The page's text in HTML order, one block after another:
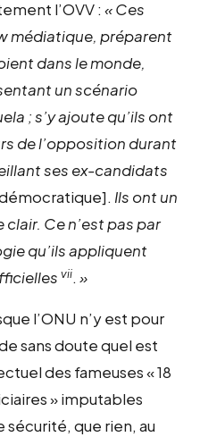
l’OVV : « Ces
médiatique, préparent
dans le monde,
un scénario
; s’y ajoute qu’ils ont
de l’opposition durant
ses ex-candidats
Ils ont un
Ce n’est pas par
qu’ils appliquent
vii. »
l’ONU n’y est pour
sans doute quel est
des fameuses « 18
» imputables
sécurité, que rien, au